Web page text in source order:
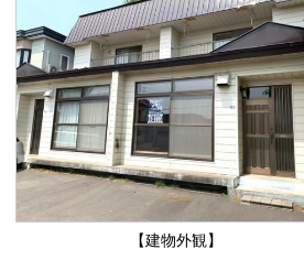
【建物外観】